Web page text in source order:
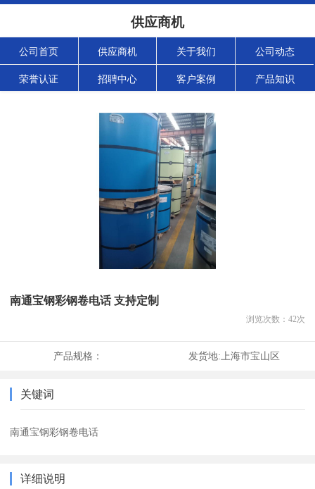
供应商机
公司首页 供应商机 关于我们 公司动态
荣誉认证 招聘中心 客户案例 产品知识
南通宝钢彩钢卷电话 支持定制
浏览次数： 42次
产品规格： 发货地: 上海市宝山区
关键词
南通宝钢彩钢卷电话
详细说明